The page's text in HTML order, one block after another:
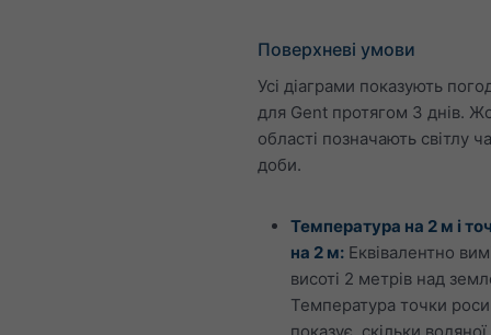
Поверхневі умови
Усі діаграми показують
для Gent протягом 3 днів.
області позначають світлу
доби.
Температура на 2 м і
на 2 м: Еквівалентно
висоті 2 метрів над
Температура точки
показує, скільки